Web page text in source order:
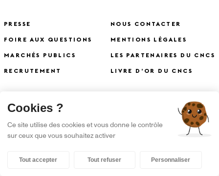
PRESSE
FOIRE AUX QUESTIONS
MARCHÉS PUBLICS
RECRUTEMENT
NOUS CONTACTER
MENTIONS LÉGALES
LES PARTENAIRES DU CNCS
LIVRE D’OR DU CNCS
S'INSCRIRE À LA NEWSLETTER X
Cookies ?
Ce site utilise des cookies et vous donne le contrôle
sur ceux que vous souhaitez activer
Tout accepter Tout refuser Personnaliser